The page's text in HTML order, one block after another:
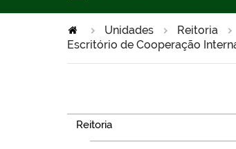
Unidades Reitoria
Escritório de Cooperação
Reitoria